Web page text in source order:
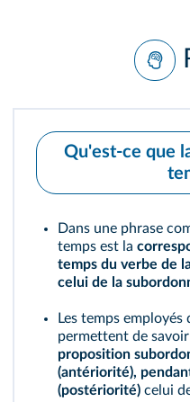
Qu'est-ce que
Dans une phrase
temps est la
temps du verbe de
celui de la
Les temps
permettent de savoir
proposition
(antériorité),
(postériorité) celui